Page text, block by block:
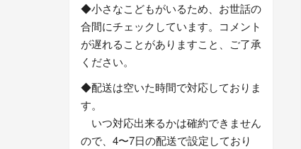
◆小さなこどもがいるため、お世話の
合間にチェックしています。コメント
が遅れることがありますこと、ご了承
ください。
◆配送は空いた時間で対応しておりま
す。
いつ対応出来るかは確約できません
ので、4〜7日の配送で設定しており